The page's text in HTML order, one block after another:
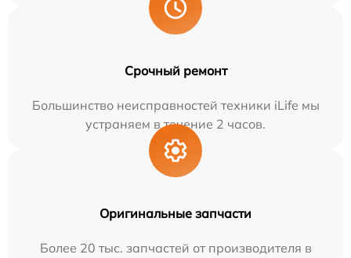
Срочный ремонт
Большинство неисправностей техники iLife мы
устраняем в течение 2 часов.
Оригинальные запчасти
Более 20 тыс. запчастей от производителя в